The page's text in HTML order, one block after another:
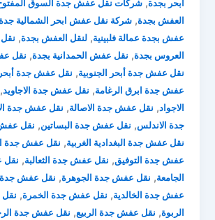
ابحر بجدة,شركات نقل عفش جدة السوق
العفش بجدة,شركة نقل عفش ابحر الشمالية
عفش بجدة عمالة فلبينية,لنقل العفش بجدة,
العروس بجدة, نقل عفش الحمدانية بجدة, نقل
نقل عفش جدة أبحر الجنوبية, نقل عفش جدة أبحر
عفش جدة ابرق الرغامة, نقل عفش جدة الاجاويد,
الاجواد, نقل عفش جدة الاصالة, نقل عفش جدة
جدة الاندلس, نقل عفش جدة البساتين, نقل عفش
نقل عفش جدة البغدادية الغربية, نقل عفش جدة
عفش جدة التوفيق, نقل عفش جدة الثعالبة,
الجامعة, نقل عفش جدة الجوهرة, نقل عفش جدة
عفش جدة الخالدية, نقل عفش جدة الخمرة,
الربوة, نقل عفش جدة الربيع, نقل عفش جدة